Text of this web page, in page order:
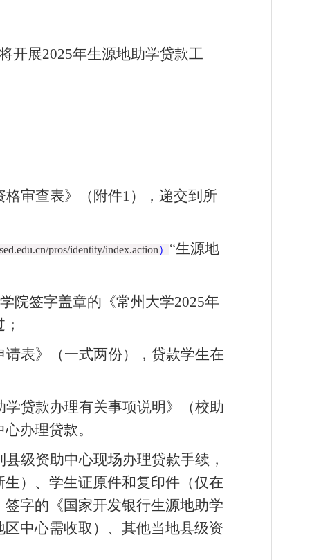
开展2025年生源地助学贷款工
格审查表》（附件1），递交到所
pros/identity/index.action） “生源地
院签字盖章的《常州大学2025年
请表》（一式两份），贷款学生在
学贷款办理有关事项说明》（校助
办理贷款。
级资助中心现场办理贷款手续，
）、学生证原件和复印件（仅在
字的《国家开发银行生源地助学
中心需收取）、其他当地县级资